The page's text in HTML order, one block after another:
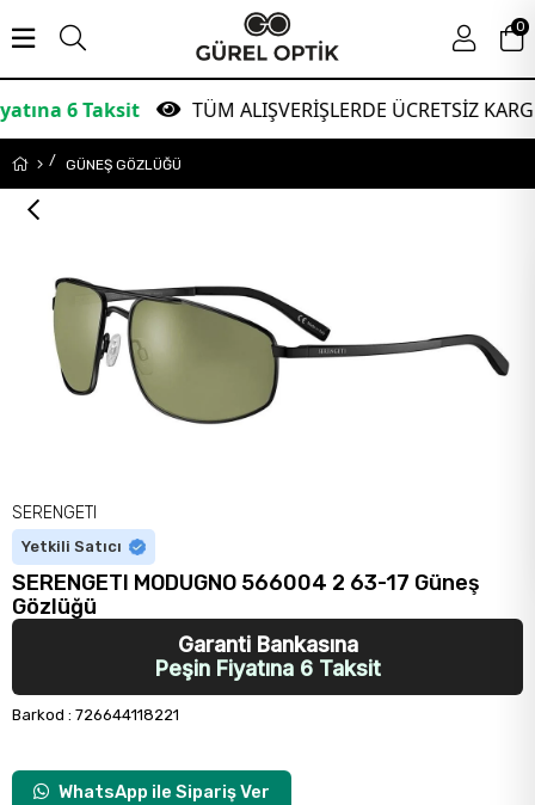
Taksit TÜM ALIŞVERİŞLERDE ÜCRETSİZ KARGO!
0
GÜNEŞ GÖZLÜĞÜ
SERENGETI
Yetkili Satıcı
SERENGETI MODUGNO 566004 2 63-17 Güneş
Gözlüğü
Garanti Bankasına
Peşin Fiyatına 6 Taksit
Barkod : 726644118221
WhatsApp ile Sipariş Ver